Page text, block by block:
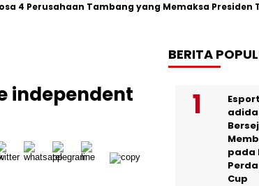
Tambang yang Memaksa Presiden Turun
independent
BERITA
pada
Cup